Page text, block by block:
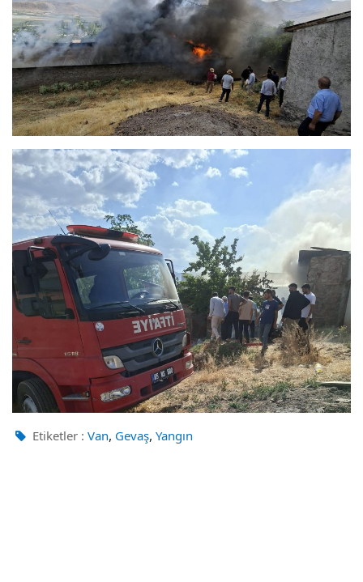
Etiketler : Van, Gevaş, Yangın